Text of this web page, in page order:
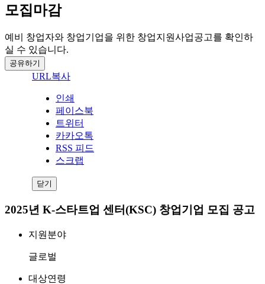
모집마감
예비 창업자와 창업기업을 위한 창업지원사업공고를 확인하
실 수 있습니다.
공유하기
URL복사
인쇄
페이스북
트위터
카카오톡
RSS 피드
스크랩
닫기
2025년 K-스타트업 센터(KSC) 창업기업 모집 공고
지원분야
글로벌
대상연령